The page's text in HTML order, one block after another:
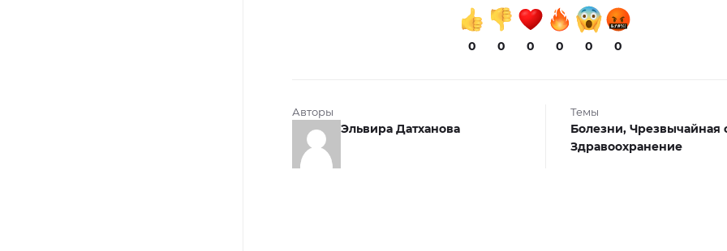
0 0 0 0 0 0
Авторы
Эльвира Датханова
Темы
Болезни, Чрезвычайная
Здравоохранение